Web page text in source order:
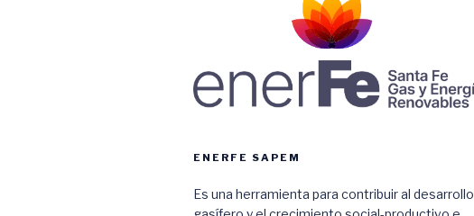
ENERFE SAPEM
Es una herramienta para contribuir al desarrollo